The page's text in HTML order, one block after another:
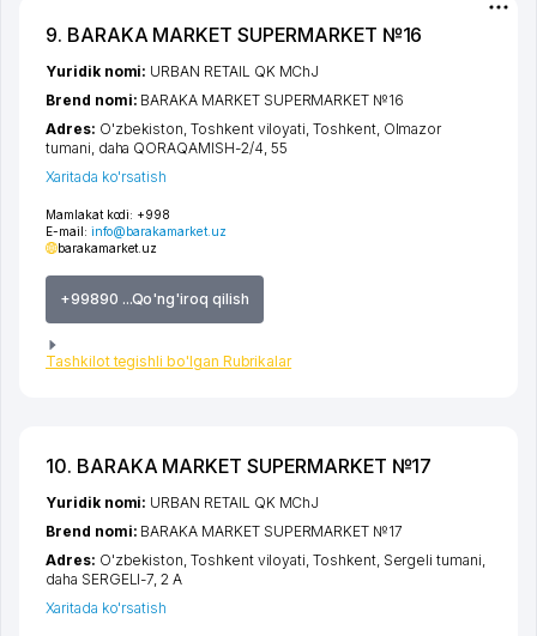
9. BARAKA MARKET SUPERMARKET №16
Mamlakat kodi: +998
E-mail: info@barakamarket.uz
barakamarket.uz
+99890 ...Qo'ng'iroq qilish
Tashkilot tegishli bo'lgan Rubrikalar
Yuridik nomi: URBAN RETAIL QK MChJ
Brend nomi: BARAKA MARKET SUPERMARKET №16
Adres: O'zbekiston,Toshkent viloyati ,Toshkent, Olmazor
tumani daha QORAQAMISH-2/4 , 55
Xaritada ko'rsatish
10. BARAKA MARKET SUPERMARKET №17
Yuridik nomi: URBAN RETAIL QK MChJ
Brend nomi: BARAKA MARKET SUPERMARKET №17
Adres: O'zbekiston,Toshkent viloyati ,Toshkent, Sergeli tumani
daha SERGELI-7 , 2 A
Xaritada ko'rsatish